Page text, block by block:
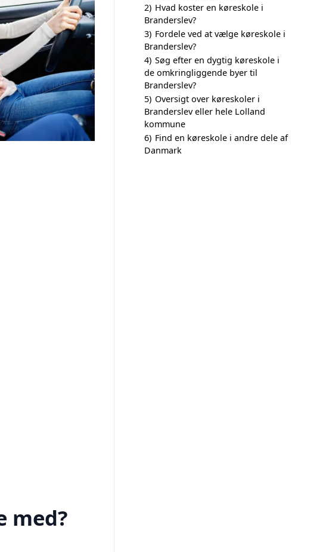
med?
2) Hvad koster en køreskole i
Branderslev?
3) Fordele ved at vælge køreskole i
Branderslev?
4) Søg efter en dygtig køreskole i
de omkringliggende byer til
Branderslev?
5) Oversigt over køreskoler i
Branderslev eller hele Lolland
kommune
6) Find en køreskole i andre dele af
Danmark